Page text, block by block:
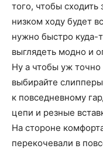
того, чтобы сходить
низком ходу будет
нужно быстро куда-
выглядеть модно и
Ну а чтобы уж точно
выбирайте
к повседневному
цепи и резные
На стороне
перекочевали в